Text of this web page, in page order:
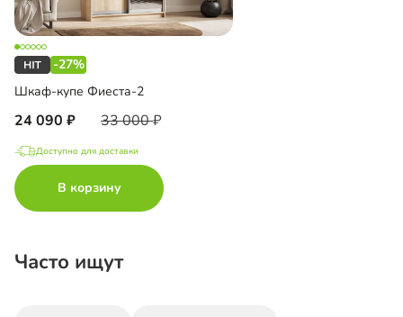
-27%
Шкаф-купе Фиеста-2
24 090 33 000
Доступно для доставки
В корзину
Часто ищут